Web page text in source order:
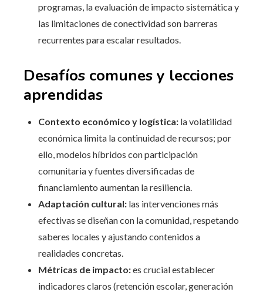
programas, la evaluación de impacto sistemática y
las limitaciones de conectividad son barreras
recurrentes para escalar resultados.
Desafíos comunes y lecciones
aprendidas
Contexto económico y logística: la volatilidad
económica limita la continuidad de recursos; por
ello, modelos híbridos con participación
comunitaria y fuentes diversificadas de
financiamiento aumentan la resiliencia.
Adaptación cultural: las intervenciones más
efectivas se diseñan con la comunidad, respetando
saberes locales y ajustando contenidos a
realidades concretas.
Métricas de impacto:es crucial establecer
indicadores claros (retención escolar, generación